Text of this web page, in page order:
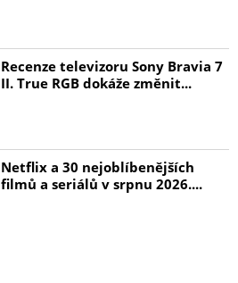
Recenze televizoru Sony Bravia 7
II. True RGB dokáže změnit...
Netflix a 30 nejoblíbenějších
filmů a seriálů v srpnu 2026....